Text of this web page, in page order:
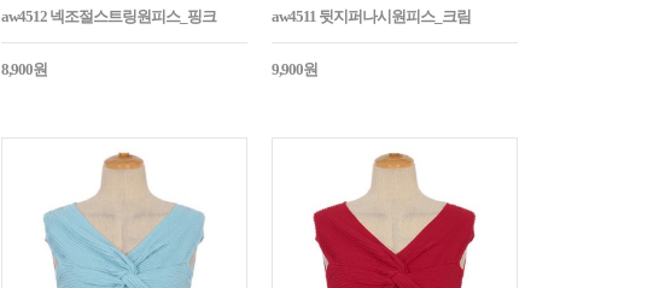
aw4512 넥조절스트링원피스_핑크
8,900원
aw4511 뒷지퍼나시원피스_크림
9,900원